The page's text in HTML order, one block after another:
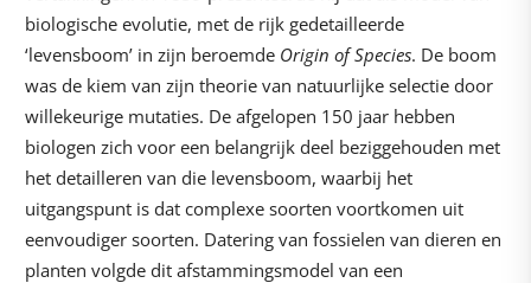
biologische evolutie, met de rijk gedetailleerde
‘levensboom’ in zijn beroemde Origin of Species. De boom
was de kiem van zijn theorie van natuurlijke selectie door
willekeurige mutaties. De afgelopen 150 jaar hebben
biologen zich voor een belangrijk deel beziggehouden met
het detailleren van die levensboom, waarbij het
uitgangspunt is dat complexe soorten voortkomen uit
eenvoudiger soorten. Datering van fossielen van dieren en
planten volgde dit afstammingsmodel van een